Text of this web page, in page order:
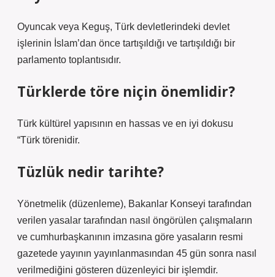
Oyuncak veya Keguş, Türk devletlerindeki devlet
işlerinin İslam’dan önce tartışıldığı ve tartışıldığı bir
parlamento toplantısıdır.
Türklerde töre niçin önemlidir?
Türk kültürel yapısının en hassas ve en iyi dokusu
“Türk törenidir.
Tüzlük nedir tarihte?
Yönetmelik (düzenleme), Bakanlar Konseyi tarafından
verilen yasalar tarafından nasıl öngörülen çalışmaların
ve cumhurbaşkanının imzasına göre yasaların resmi
gazetede yayının yayınlanmasından 45 gün sonra nasıl
verilmediğini gösteren düzenleyici bir işlemdir.